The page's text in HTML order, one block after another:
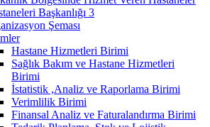
Başkanlığı 3
Şeması
Hastane Hizmetleri Birimi
Sağlık Bakım ve Hastane Hizmetleri
Birimi
İstatistik ,Analiz ve Raporlama Birimi
Verimlilik Birimi
Finansal Analiz ve Faturalandırma Birimi